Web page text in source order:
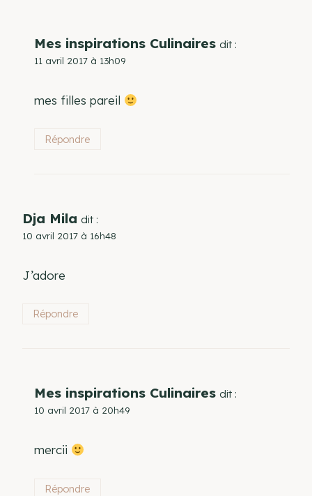
Mes inspirations Culinaires dit :
11 avril 2017 à 13h09
mes filles pareil
Répondre
Dja Mila dit :
10 avril 2017 à 16h48
J’adore
Répondre
Mes inspirations Culinaires dit :
10 avril 2017 à 20h49
mercii
Répondre